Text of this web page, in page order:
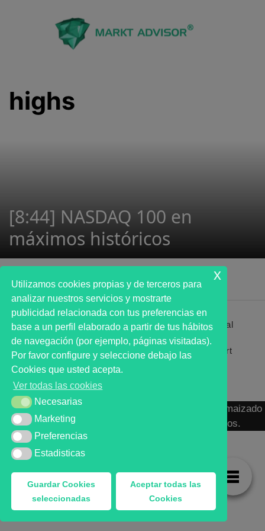
highs
[8:44] NASDAQ 100 en
máximos históricos
Primer analista bursátil automatizado profesional
que ayuda a la decisión | First automated stock
markets analyst software as a desission support
system.
MARKT ADVISOR ® 2016 :: Análisis Bursátil Automaizado
de Activos Cotizados en Mercados Organizados.
Utilizamos cookies propias y de terceros para
analizar nuestros servicios y mostrarte
publicidad relacionada con tus preferencias en
base a un perfil elaborado a partir de tus hábitos
de navegación (por ejemplo, páginas visitadas).
Por favor configure y seleccione debajo las
Cookies que usted acepta.
Ver todas las cookies
NecesariasNecesarias
MarketingMarketing
Preferencias
Preferencias
Estadisticas
Estadisticas
Guardar Cookies
seleccionadas
Aceptar todas las
Cookies
x